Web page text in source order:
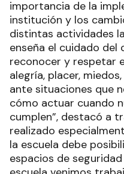
importancia de la
institución y los
distintas actividades
enseña el cuidado del
reconocer y respetar
alegría, placer,
ante situaciones que
cómo actuar cuando
cumplen”, destacó a
realizado
la escuela debe
espacios de